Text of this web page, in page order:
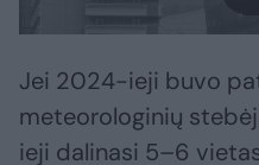
Jei 2024-ieji buvo
meteorologinių
ieji dalinasi 5–6